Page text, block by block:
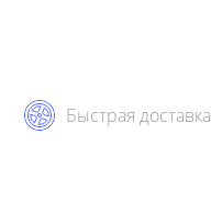
Быстрая